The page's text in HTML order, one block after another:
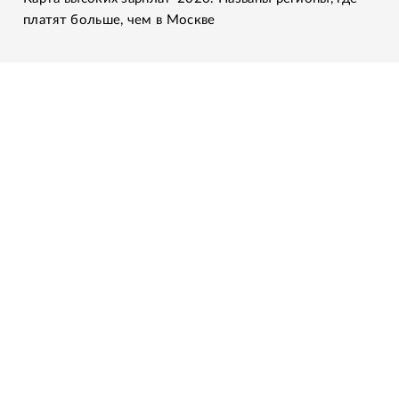
платят больше, чем в Москве